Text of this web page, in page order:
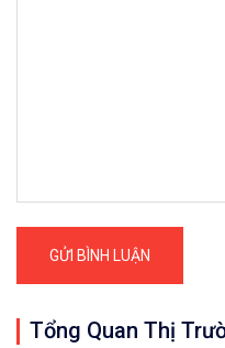
Tổng Quan Thị